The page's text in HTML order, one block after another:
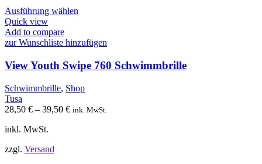
Ausführung wählen
mehrere
auf.
Die
Optionen
können
auf
Quick view
Add to compare
zur Wunschliste hinzufügen
View Youth Swipe 760 Schwimmbrille
Schwimmbrille, Shop
Tusa
28,50 € – 39,50 € ink. MwSt.
inkl. MwSt.
zzgl. Versand